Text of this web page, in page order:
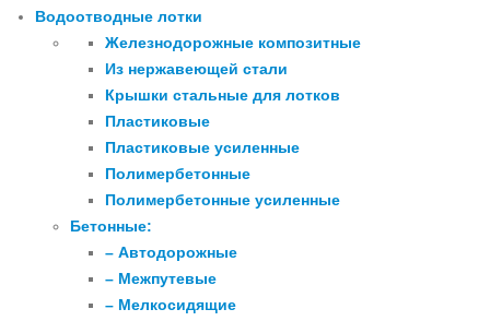
Водоотводные лотки
Железнодорожные композитные
Из нержавеющей стали
Крышки стальные для лотков
Пластиковые
Пластиковые усиленные
Полимербетонные
Полимербетонные усиленные
Бетонные:
– Автодорожные
– Межпутевые
– Мелкосидящие